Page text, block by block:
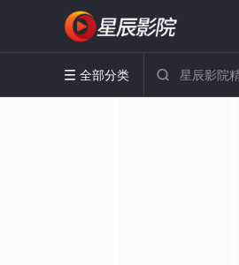
 全部分类 